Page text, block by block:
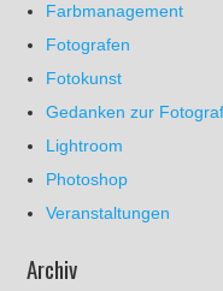
Farbmanagement
Fotografen
Fotokunst
Gedanken zur
Lightroom
Photoshop
Veranstaltungen
Archiv